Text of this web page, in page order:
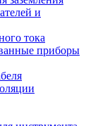
и
тока
приборы